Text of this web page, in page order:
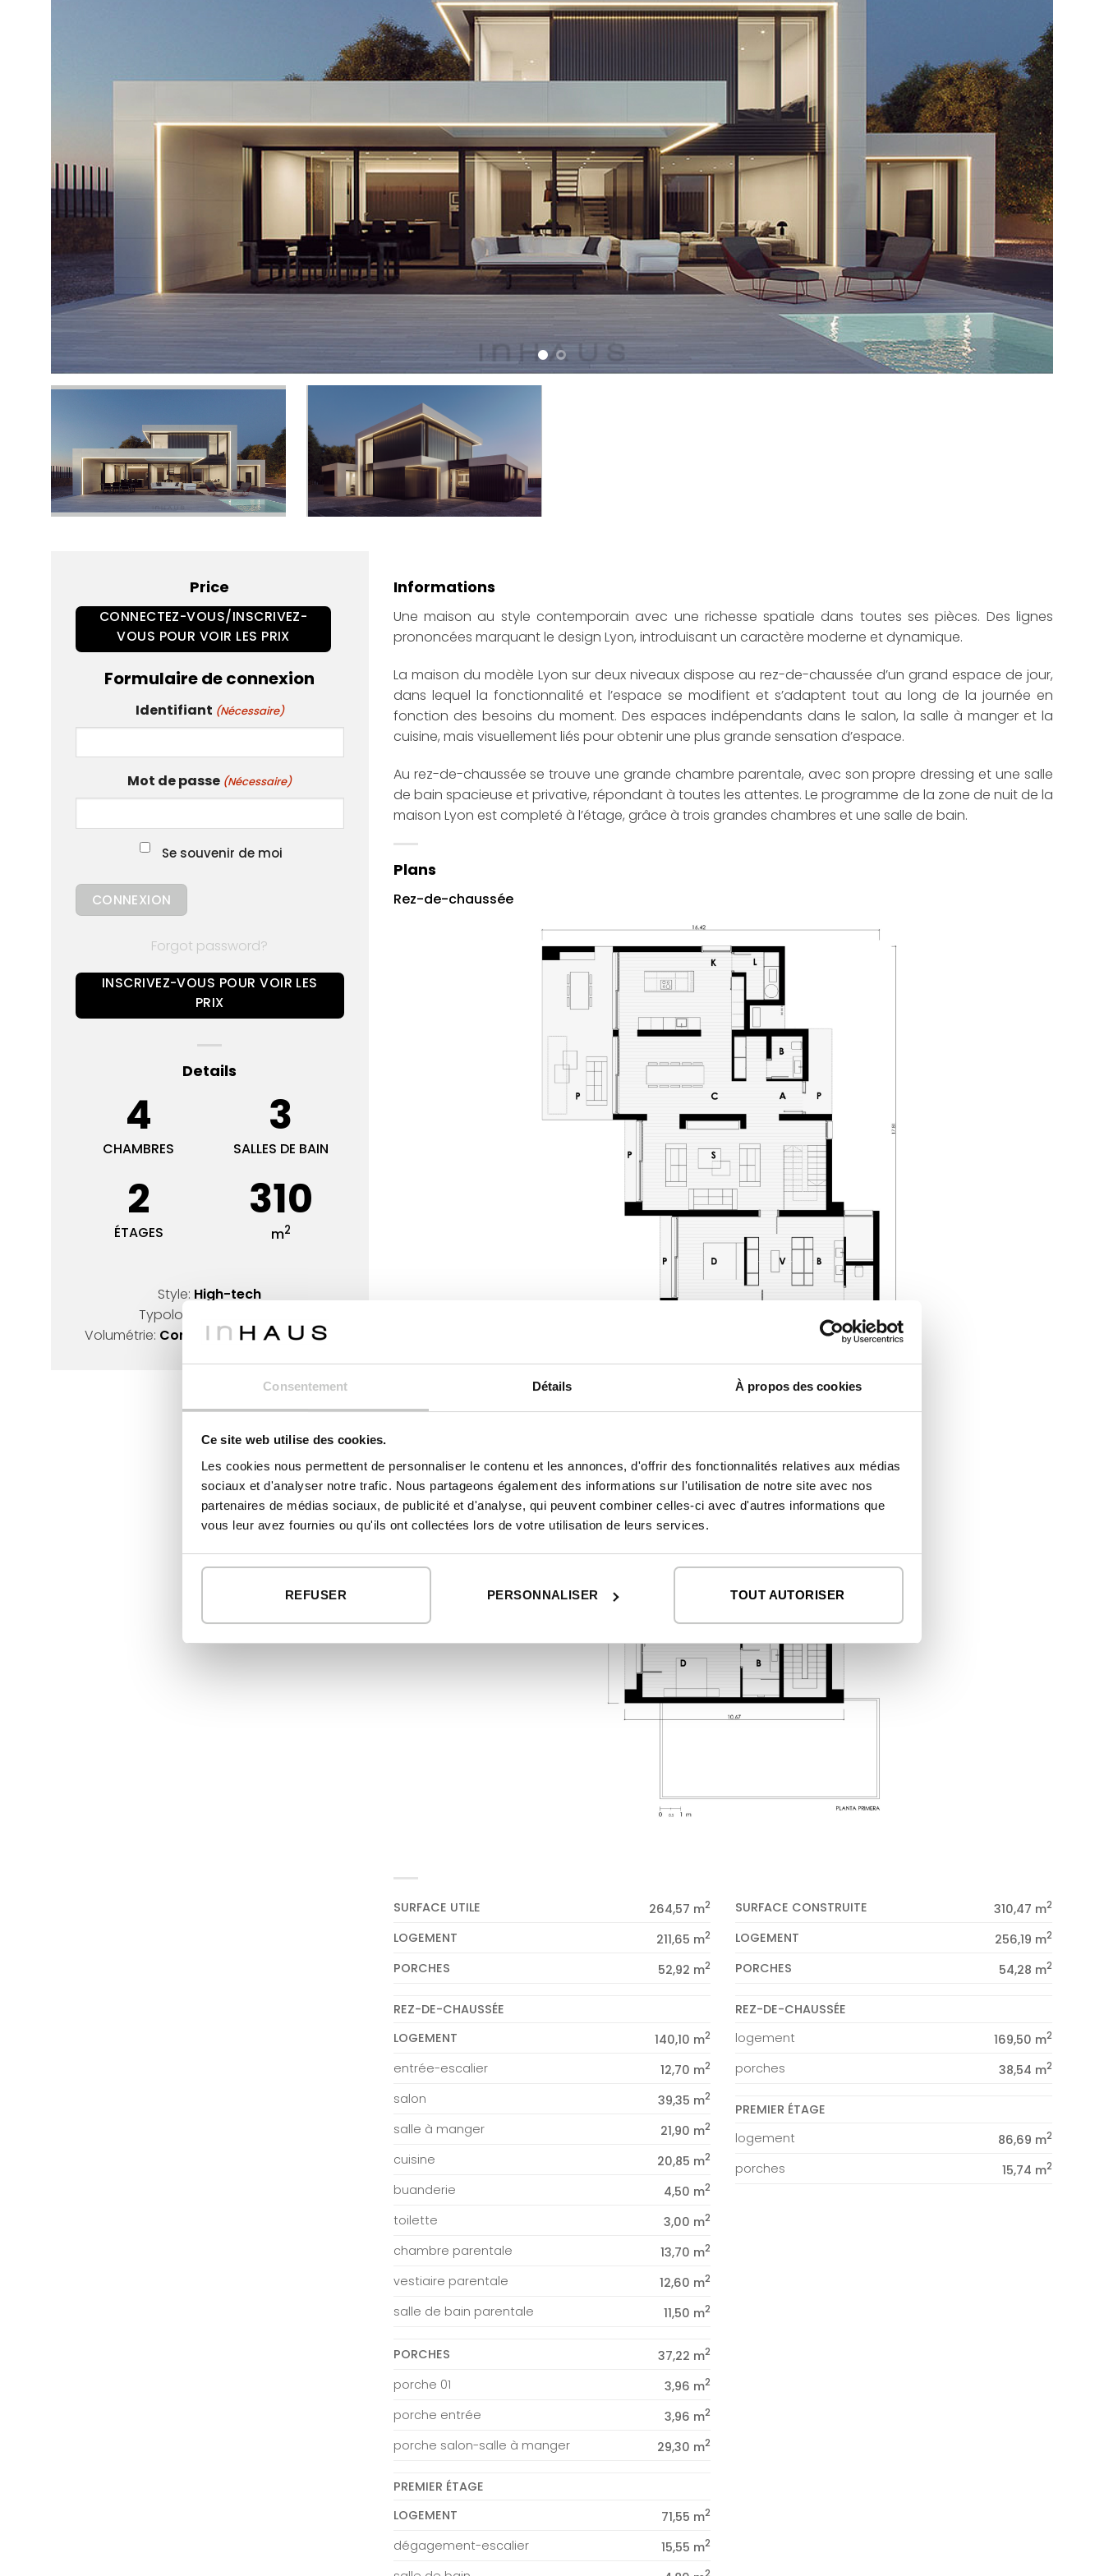
Consentement Détails À propos des cookies
Ce site web utilise des cookies.
Les cookies nous permettent de personnaliser le contenu et les annonces, d'offrir des fonctionnalités relatives aux médias
sociaux et d'analyser notre trafic. Nous partageons également des informations sur l'utilisation de notre site avec nos
partenaires de médias sociaux, de publicité et d'analyse, qui peuvent combiner celles-ci avec d'autres informations que
vous leur avez fournies ou qu'ils ont collectées lors de votre utilisation de leurs services.
REFUSER PERSONNALISER TOUT AUTORISER
Price
CONNECTEZ-VOUS/INSCRIVEZ-
VOUS POUR VOIR LES PRIX
Formulaire de connexion
Identifiant (Nécessaire)
Mot de passe (Nécessaire)
Se souvenir de moi
Forgot password?
INSCRIVEZ-VOUS POUR VOIR LES
PRIX
Details
4
CHAMBRES
3
SALLES DE BAIN
2
ÉTAGES
310
m2
Style: High-tech
Typologie:
Volumétrie: Conception en forme de L
Informations
Une maison au style contemporain avec une richesse spatiale dans toutes ses pièces. Des lignes
prononcées marquant le design Lyon, introduisant un caractère moderne et dynamique.
La maison du modèle Lyon sur deux niveaux dispose au rez-de-chaussée d’un grand espace de jour,
dans lequel la fonctionnalité et l’espace se modifient et s’adaptent tout au long de la journée en
fonction des besoins du moment. Des espaces indépendants dans le salon, la salle à manger et la
cuisine, mais visuellement liés pour obtenir une plus grande sensation d’espace.
Au rez-de-chaussée se trouve une grande chambre parentale, avec son propre dressing et une salle
de bain spacieuse et privative, répondant à toutes les attentes. Le programme de la zone de nuit de la
maison Lyon est completé à l’étage, grâce à trois grandes chambres et une salle de bain.
Plans
Rez-de-chaussée
SURFACE UTILE 264,57 m2
LOGEMENT 211,65 m2
PORCHES 52,92 m2
REZ-DE-CHAUSSÉE
LOGEMENT
140,10 m2
entrée-escalier 12,70 m2
salon 39,35 m2
salle à manger 21,90 m2
cuisine 20,85 m2
buanderie 4,50 m2
toilette 3,00 m2
chambre parentale 13,70 m2
vestiaire parentale 12,60 m2
salle de bain parentale 11,50 m2
PORCHES 37,22 m2
porche 01 3,96 m2
porche entrée 3,96 m2
porche salon-salle à manger 29,30 m2
PREMIER ÉTAGE
LOGEMENT
71,55 m2
dégagement-escalier 15,55 m2
SURFACE CONSTRUITE 310,47 m2
LOGEMENT 256,19 m2
PORCHES 54,28 m2
REZ-DE-CHAUSSÉE
logement
169,50 m2
porches 38,54 m2
PREMIER ÉTAGE
logement
86,69 m2
porches 15,74 m2